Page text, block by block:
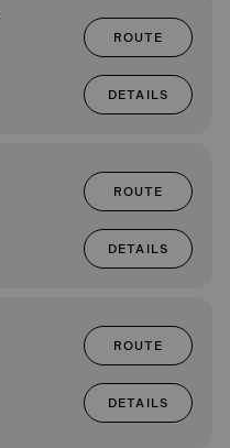
ROUTE
DETAILS
ROUTE
DETAILS
ROUTE
DETAILS